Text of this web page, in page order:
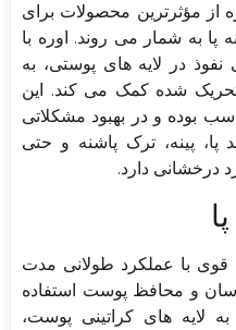
از مؤثرترین محصولات برای
پا به شمار می روند. اوره با
در لایه های پوستی، به
شده کمک می کند. این
بوده و در بهبود مشکلاتی
پا، پینه، ترک پاشنه و حتی
درخشانی دارد.
قوی با عملکرد طولانی مدت
و محافظ پوست استفاده
لایه های کراتینی پوست،